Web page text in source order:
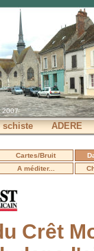
2007
schiste ADERE
Cartes/Bruit
A méditer...
Crêt